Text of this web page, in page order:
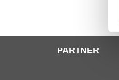
PARTNER